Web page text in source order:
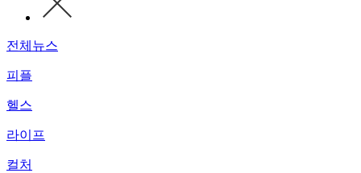
전체뉴스
피플
헬스
라이프
컬처